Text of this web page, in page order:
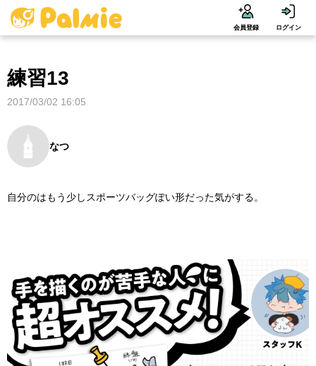
会員登録 ログイン
練習13
2017/03/02 16:05
なつ
自分のはもう少しスポーツバッグぽい形だった気がする。